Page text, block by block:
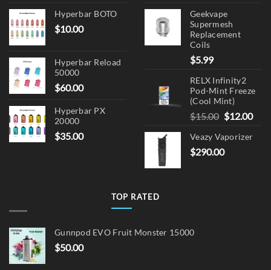
Hyperbar BOTO
$10.00
Hyperbar Reload
50000
$60.00
Hyperbar PX
20000
$35.00
Geekvape
Supermesh
Replacement
Coils
$5.99
RELX Infinity2
Pod-Mint Freeze
(Cool Mint)
$15.00 Original
was:
$15.00.
$12.00
Veazy Vaporizer
$290.00
TOP RATED
Gunnpod EVO Fruit Monster 15000
$50.00